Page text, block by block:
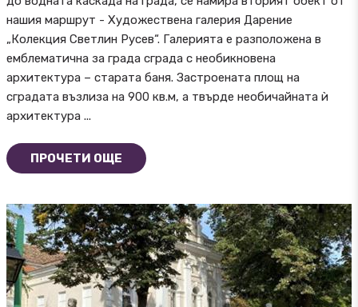
нашия маршрут - Художествена галерия Дарение
„Колекция Светлин Русев“. Галерията е разположена в
емблематична за града сграда с необикновена
архитектура – старата баня. Застроената площ на
сградата възлиза на 900 кв.м, а твърде необичайната ѝ
архитектура ...
ПРОЧЕТИ ОЩЕ